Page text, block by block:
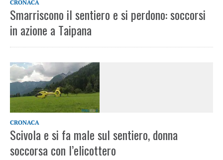
CRONACA
Smarriscono il sentiero e si perdono: soccorsi
in azione a Taipana
CRONACA
Scivola e si fa male sul sentiero, donna
soccorsa con l’elicottero